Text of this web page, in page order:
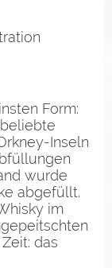
Form:
Inseln
wurde
abgefüllt.
im
das